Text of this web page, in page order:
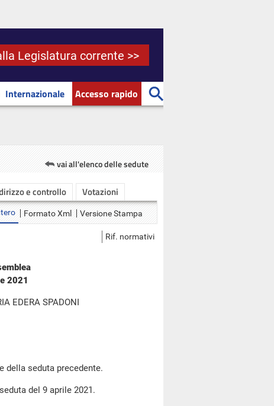
Legislatura corrente >>
Internazionale Accesso rapido
vai all'elenco delle sedute
e controllo Votazioni
Formato Xml Versione Stampa
Rif. normativi
2021
EDERA SPADONI
della seduta precedente.
del 9 aprile 2021.